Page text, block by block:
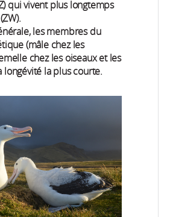
qui vivent plus longtemps
les membres du
(mâle chez les
chez les oiseaux et les
longévité la plus courte.